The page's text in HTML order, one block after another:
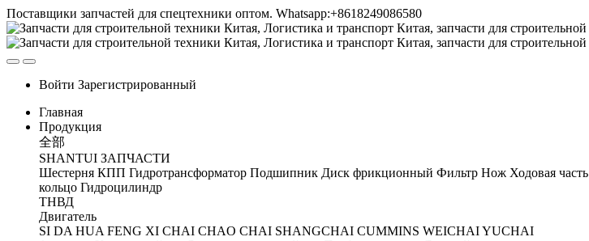
Поставщики запчастей для спецтехники оптом. Whatsapp:+8618249086580
Войти Зарегистрированный
Главная
Продукция
全部
SHANTUI ЗАПЧАСТИ
Шестерня КПП Гидротрансформатор Подшипник Диск фрикционный Фильтр Нож Ходовая часть
кольцо Гидроцилиндр
ТНВД
Двигатель
SI DA HUA FENG XI CHAI CHAO CHAI SHANGCHAI CUMMINS WEICHAIYUCHAI